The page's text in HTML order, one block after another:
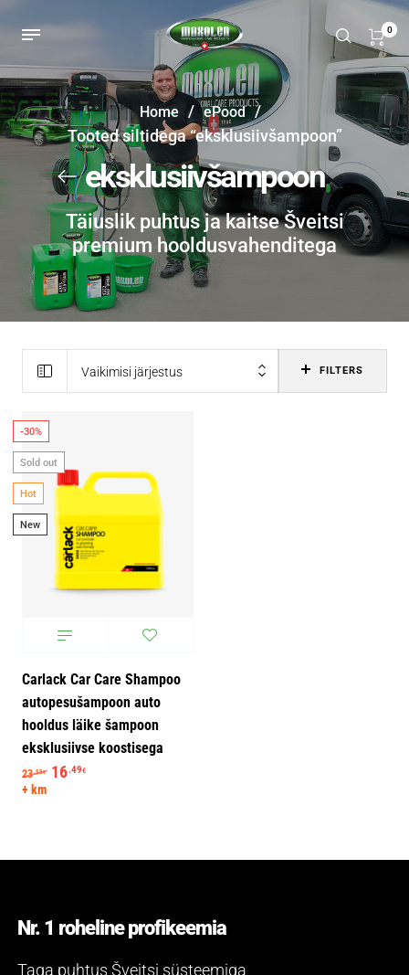
0
Home / ePood /
Tooted siltidega “eksklusiivšampoon”
eksklusiivšampoon
Täiuslik puhtus ja kaitse Šveitsi
premium hooldusvahenditega
Vaikimisi järjestus FILTERS
-30%
Sold out
Hot
New
Carlack Car Care Shampoo
autopesušampoon auto
hooldus läike šampoon
eksklusiivse koostisega
23.55€ Algne hind oli: 23.55€.
16.49€
+ km
Nr. 1 roheline profikeemia
Taga puhtus Šveitsi süsteemiga